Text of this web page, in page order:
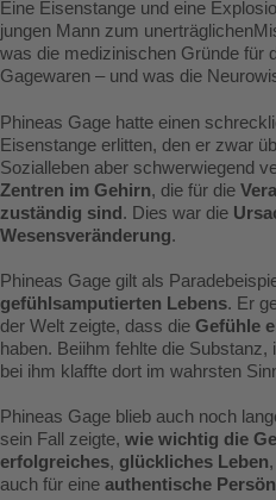
Eine Eisenstange und eine
jungen Mann zum
was die medizinischen Gründe für
Gagewaren – und was die
Phineas Gage hatte einen
Eisenstange erlitten, den er zwar
Sozialleben aber schwerwiegend
Zentren im Gehirn, die für die
zuständig sind . Dies war die
Wesensveränderung.
Phineas Gage gilt als
gefühlsamputierten Lebens. Er
der Welt zeigte, dass die Gefühle
haben. Beiihm fehlte die
bei ihm klaffte dort im wahrsten
Phineas Gage blieb auch noch
sein Fall zeigte, wie wichtig die
erfolgreiches, glückliches Leben
auch für eine authentische